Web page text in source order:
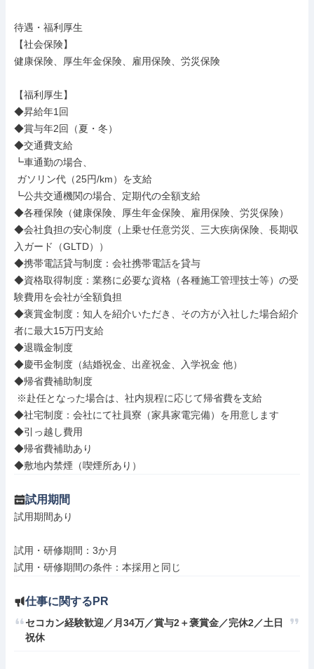
待遇・福利厚生
【社会保険】
健康保険、厚生年金保険、雇用保険、労災保険
【福利厚生】
◆昇給年1回
◆賞与年2回（夏・冬）
◆交通費支給
┗車通勤の場合、
┗公共交通機関の場合、定期代の全額支給
◆各種保険（健康保険、厚生年金保険、雇⽤保険、労災保険）
◆会社負担の安心制度（上乗せ任意労災、三大疾病保険、長期収
入ガード（GLTD））
◆携帯電話貸与制度：会社携帯電話を貸与
◆資格取得制度：業務に必要な資格（各種施⼯管理技⼠等）の受
験費⽤を会社が全額負担
◆褒賞金制度：知人を紹介いただき、その方が入社した場合紹介
者に最大15万円支給
◆退職金制度
◆慶弔金制度（結婚祝金、出産祝金、入学祝金 他）
◆帰省費補助制度
◆社宅制度：会社にて社員寮（家具家電完備）を用意します
◆引っ越し費用
◆帰省費補助あり
◆敷地内禁煙（喫煙所あり）
試用期間
試用期間あり
試用・研修期間：3か月
仕事に関するPR
セコカン経験歓迎／月34万／賞与2＋褒賞金／完休2／土日
祝休